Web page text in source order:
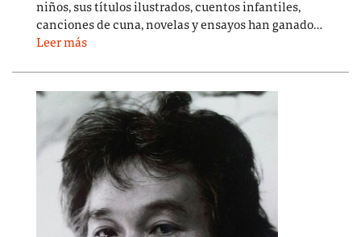
niños, sus títulos ilustrados, cuentos infantiles,
canciones de cuna, novelas y ensayos han ganado…
Leer más